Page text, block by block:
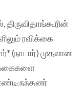
ரவிக்கை
(நாடார்) முதலான